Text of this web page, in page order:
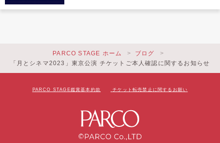
PARCO STAGE ホーム
ブログ
「月とシネマ2023」東京公演 チケットご本人確認に関するお知らせ
PARCO STAGE鑑賞基本約款 チケット転売禁止に関するお願い